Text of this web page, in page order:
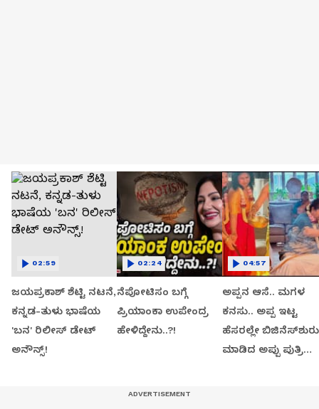
ಜಯಪ್ರಕಾಶ್ ಶೆಟ್ಟಿ ನಟನೆ,
ಕನ್ನಡ-ತುಳು ಭಾಷೆಯ
'ಬನ' ರಿಲೀಸ್ ಡೇಟ್
ಅನೌನ್ಸ್!
02:59
ನೆಪೋಟಿಸಂ ಬಗ್ಗೆ
ಪ್ರಿಯಾಂಕಾ ಉಪೇಂದ್ರ
ಹೇಳಿದ್ದೇನು..?!
02:24
ಅಪ್ಪನ ಆಸೆ.. ಮಗಳ
ಕನಸು.. ಅಪ್ಪ ಇಟ್ಟ
ಹೆಸರಲ್ಲೇ ಬಿಜಿನೆಸ್​ಶುರು
ಮಾಡಿದ ಅಪ್ಪು ಪುತ್ರಿ
04:57